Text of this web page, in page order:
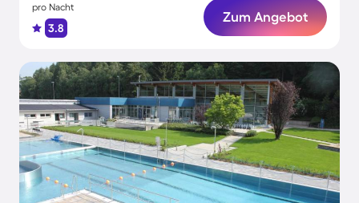
pro Nacht
3.8
Zum Angebot